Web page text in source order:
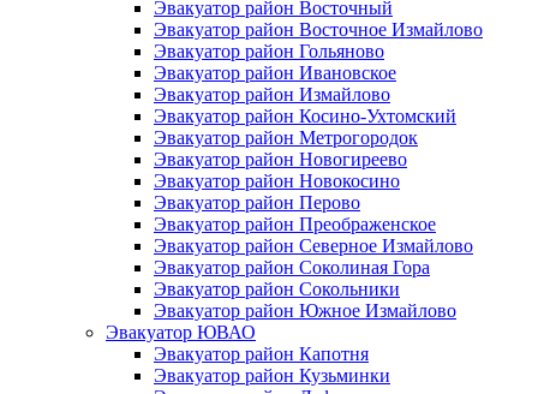
Эвакуатор район Восточный
Эвакуатор район Восточное Измайлово
Эвакуатор район Гольяново
Эвакуатор район Ивановское
Эвакуатор район Измайлово
Эвакуатор район Косино-Ухтомский
Эвакуатор район Метрогородок
Эвакуатор район Новогиреево
Эвакуатор район Новокосино
Эвакуатор район Перово
Эвакуатор район Преображенское
Эвакуатор район Северное Измайлово
Эвакуатор район Соколиная Гора
Эвакуатор район Сокольники
Эвакуатор район Южное Измайлово
Эвакуатор ЮВАО
Эвакуатор район Капотня
Эвакуатор район Кузьминки